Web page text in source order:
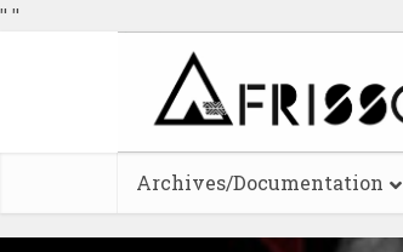
" "
Archives/Documentation